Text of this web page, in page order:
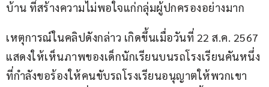
บ้าน ที่สร้างความไม่พอใจแก่กลุ่มผู้ปกครองอย่างมาก
เหตุการณ์ในคลิปดังกล่าว เกิดขึ้นเมื่อวันที่ 22 ส.ค. 2567
แสดงให้เห็นภาพของเด็กนักเรียนบนรถโรงเรียนคันหนึ่ง
ที่กำลังขอร้องให้คนขับรถโรงเรียนอนุญาตให้พวกเขา